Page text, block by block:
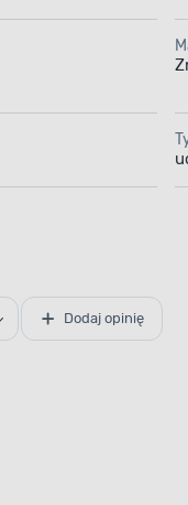
Dodaj opinię